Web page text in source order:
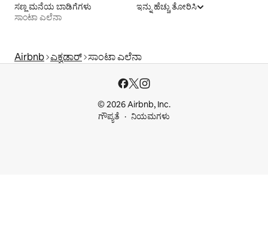
ಸಣ್ಣ ಮನೆಯ ಬಾಡಿಗೆಗಳು
ಸಾಂಟಾ ಎಲೆನಾ
ಇನ್ನು ಹೆಚ್ಚು ತೋರಿಸಿ
Airbnb ಎಕ್ವಡಾರ್ ಸಾಂಟಾ ಎಲೆನಾ
© 2026 Airbnb, Inc.
ಗೌಪ್ಯತೆ
ನಿಯಮಗಳು